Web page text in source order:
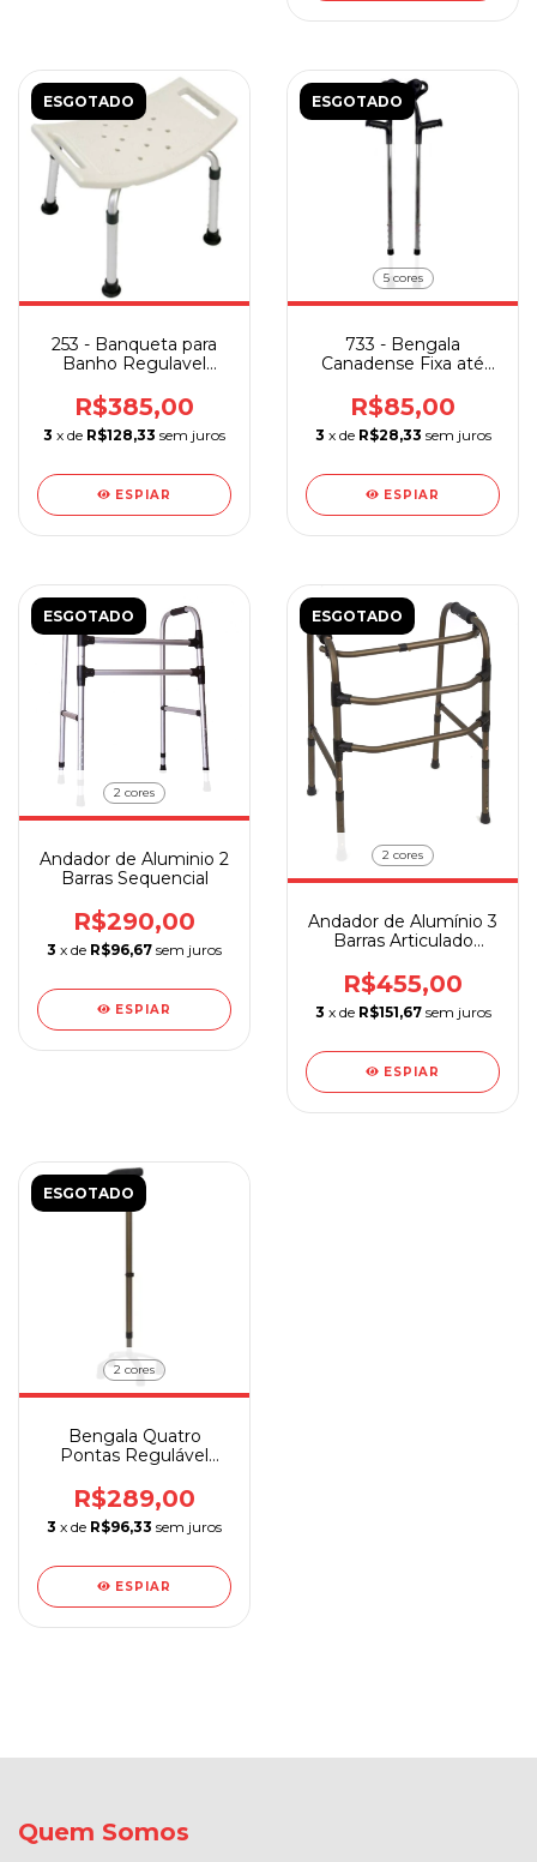
ESGOTADO
253 - Banqueta para
Banho Regulavel
R$385,00
3 x de R$128,33 sem juros
ESPIAR
ESGOTADO
5 cores
733 - Bengala
Canadense Fixa até
Sequencial Unidade
R$85,00
3 x de R$28,33 sem juros
ESPIAR
ESGOTADO
2 cores
Andador de Aluminio 2
Barras Sequencial
R$290,00
3 x de R$96,67 sem juros
ESPIAR
ESGOTADO
2 cores
Andador de Alumínio 3
Barras Articulado
R$455,00
3 x de R$151,67 sem juros
ESPIAR
ESGOTADO
2 cores
Bengala Quatro
Pontas Regulável
R$289,00
3 x de R$96,33 sem juros
ESPIAR
Quem Somos